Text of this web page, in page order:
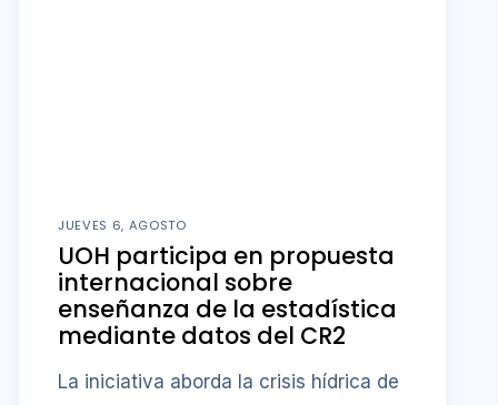
JUEVES 6, AGOSTO
UOH participa en propuesta
internacional sobre
enseñanza de la estadística
mediante datos del CR2
La iniciativa aborda la crisis hídrica de